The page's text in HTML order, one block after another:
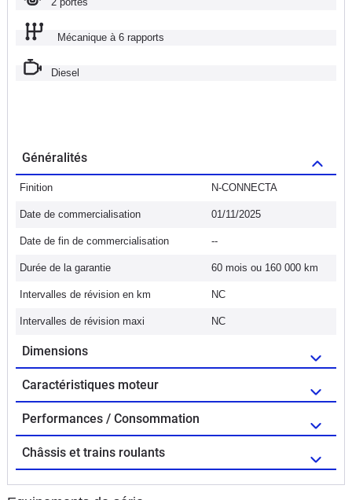
Mécanique à 6 rapports
Diesel
Généralités
Finition N-CONNECTA
Date de commercialisation 01/11/2025
Date de fin de commercialisation --
Durée de la garantie 60 mois ou 160 000 km
Intervalles de révision en km NC
Intervalles de révision maxi NC
Dimensions
Caractéristiques moteur
Performances / Consommation
Châssis et trains roulants